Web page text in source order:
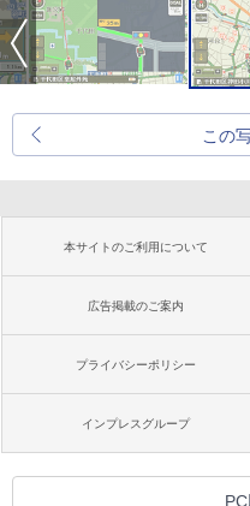
この
本サイトのご利用について
広告掲載のご案内
プライバシーポリシー
インプレスグループ